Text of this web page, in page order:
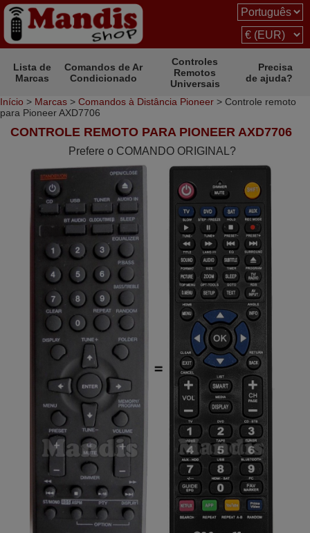
Lista de
Marcas
Comandos de Ar
Condicionado
Controles
Remotos
Universais
Precisa
de ajuda?
Início > Marcas > Comandos à Distância Pioneer > Controle remoto
para Pioneer AXD7706
CONTROLE REMOTO PARA PIONEER AXD7706
Prefere o COMANDO ORIGINAL?